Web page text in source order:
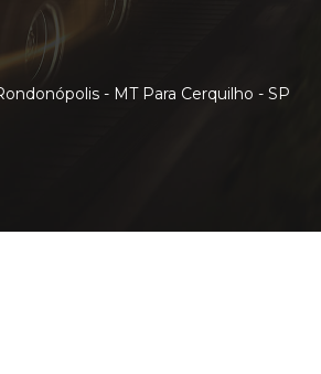
- MT Para Cerquilho - SP